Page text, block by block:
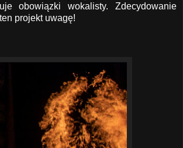
obowiązki wokalisty. Zdecydowanie
projekt uwagę!